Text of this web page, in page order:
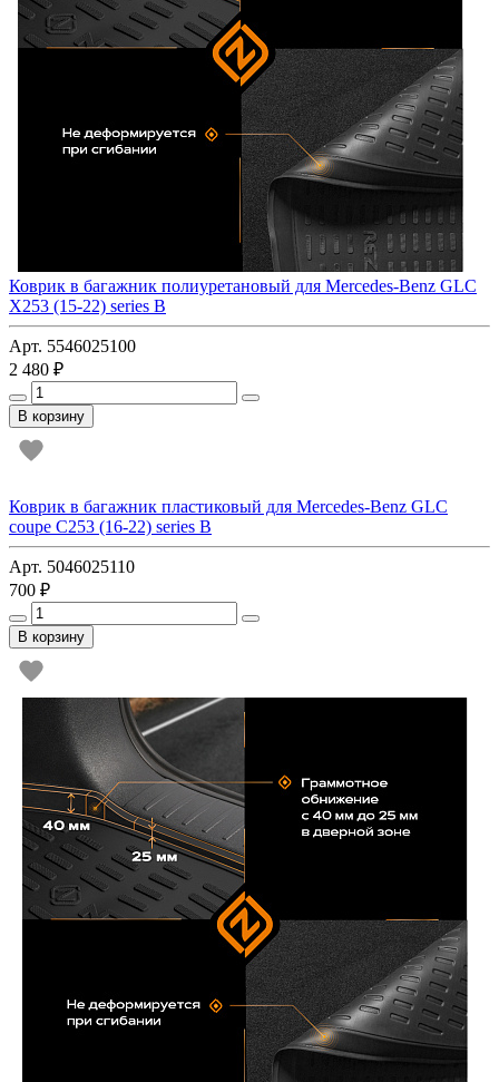
Коврик в багажник полиуретановый для Mercedes-Benz GLC
X253 (15-22) series B
Арт. 5546025100
2 480 ₽
В корзину
Коврик в багажник пластиковый для Mercedes-Benz GLC
coupe C253 (16-22) series B
Арт. 5046025110
700 ₽
В корзину